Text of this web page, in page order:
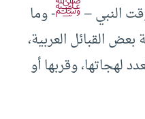
النبي –ﷺ- وما
القبائل العربية،
لهجاتها، وقربها أو